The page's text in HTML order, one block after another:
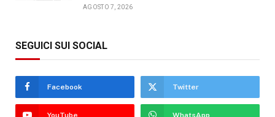
AGOSTO 7, 2026
SEGUICI SUI SOCIAL
Facebook Twitter